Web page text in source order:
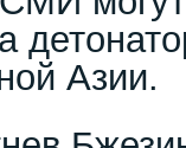
Азии.